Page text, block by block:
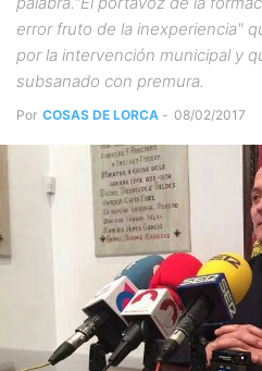
error fruto de la inexperiencia"
por la intervención municipal y
subsanado con premura.
Por COSAS DE LORCA - 08/02/2017